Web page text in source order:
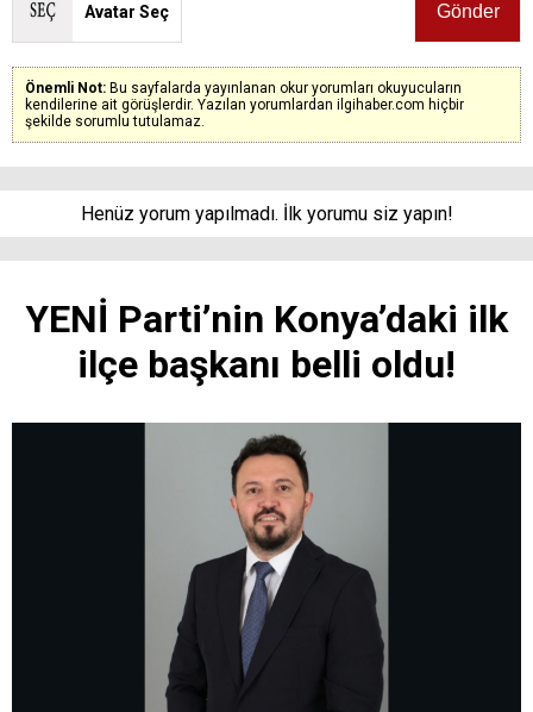
Avatar Seç
Önemli Not: Bu sayfalarda yayınlanan okur yorumları okuyucuların
kendilerine ait görüşlerdir. Yazılan yorumlardan ilgihaber.com hiçbir
şekilde sorumlu tutulamaz.
Henüz yorum yapılmadı. İlk yorumu siz yapın!
YENİ Parti’nin Konya’daki ilk
ilçe başkanı belli oldu!